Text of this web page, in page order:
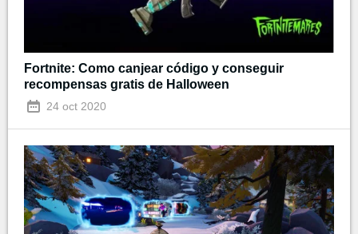
Fortnite: Como canjear código y conseguir
recompensas gratis de Halloween
24 oct 2020